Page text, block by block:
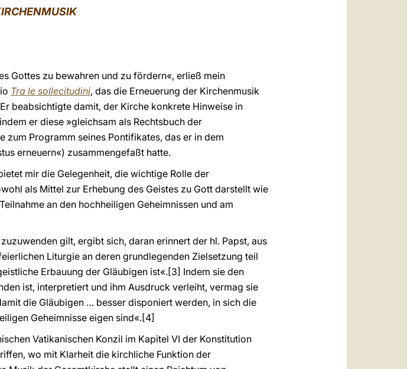
Gottes zu bewahren und zu fördern«, erließ mein
Tra le sollecitudini, das die Erneuerung der Kirchenmusik
beabsichtigte damit, der Kirche konkrete Hinweise in
er diese »gleichsam als Rechtsbuch der
zum Programm seines Pontifikates, das er in dem
erneuern«) zusammengefaßt hatte.
mir die Gelegenheit, die wichtige Rolle der
als Mittel zur Erhebung des Geistes zu Gott darstellt wie
an den hochheiligen Geheimnissen und am
gilt, ergibt sich, daran erinnert der hl. Papst, aus
Liturgie an deren grundlegenden Zielsetzung teil
Erbauung der Gläubigen ist«.[3] Indem sie den
ist, interpretiert und ihm Ausdruck verleiht, vermag sie
die Gläubigen … besser disponiert werden, in sich die
Geheimnisse eigen sind«.[4]
Vatikanischen Konzil im Kapitel VI der Konstitution
wo mit Klarheit die kirchliche Funktion der